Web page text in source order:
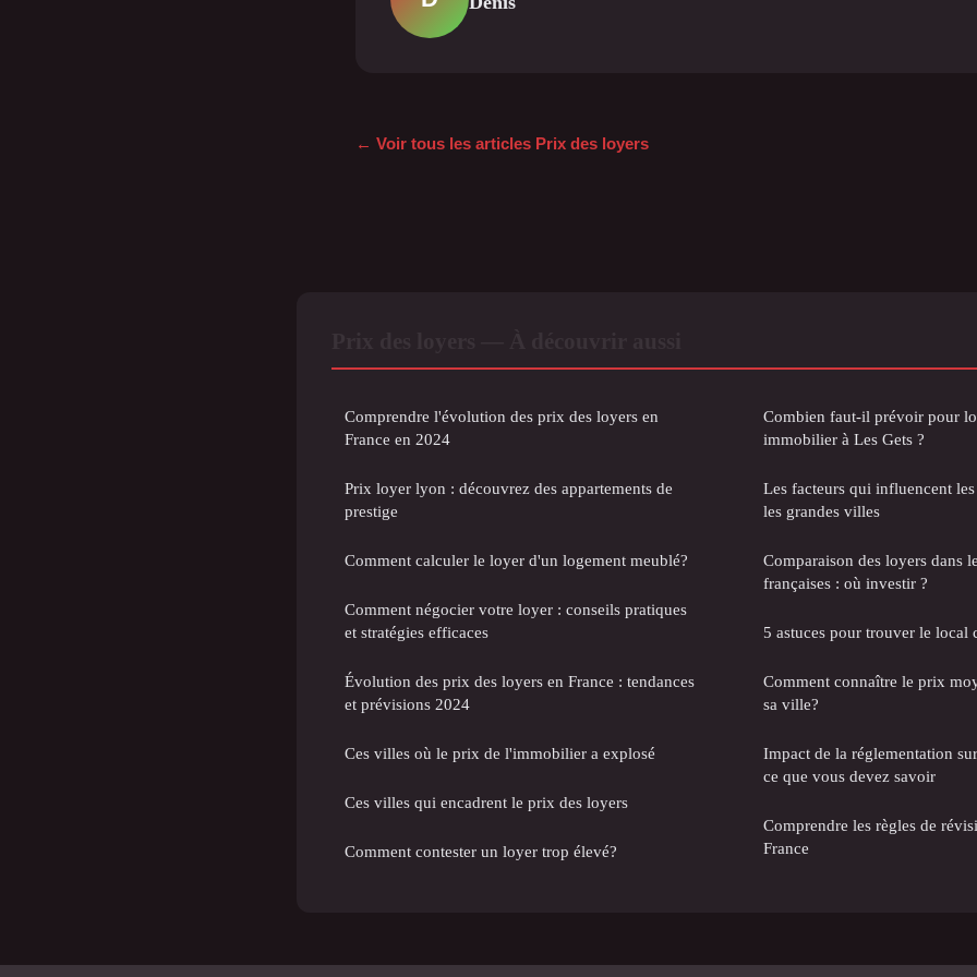
← Voir tous les articles Prix des loyers
Comprendre l'évolution des prix des loyers en
France en 2024
Prix loyer lyon : découvrez des appartements de
prestige
Comment calculer le loyer d'un logement meublé?
Comment négocier votre loyer : conseils pratiques
et stratégies efficaces
Évolution des prix des loyers en France : tendances
et prévisions 2024
Ces villes où le prix de l'immobilier a explosé
Ces villes qui encadrent le prix des loyers
Comment contester un loyer trop élevé?
Combien faut-il prévoir pour
immobilier à Les Gets ?
Les facteurs qui influencent
les grandes villes
Comparaison des loyers dans
françaises : où investir ?
5 astuces pour trouver le local
Comment connaître le prix
sa ville?
Impact de la réglementation
ce que vous devez savoir
Comprendre les règles de
France